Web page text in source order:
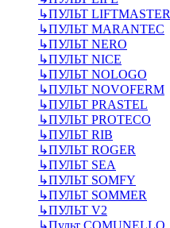
↳ПУЛЬТ LIFTMASTER
↳ПУЛЬТ MARANTEC
↳ПУЛЬТ NERO
↳ПУЛЬТ NICE
↳ПУЛЬТ NOLOGO
↳ПУЛЬТ NOVOFERM
↳ПУЛЬТ PRASTEL
↳ПУЛЬТ PROTECO
↳ПУЛЬТ RIB
↳ПУЛЬТ ROGER
↳ПУЛЬТ SEA
↳ПУЛЬТ SOMFY
↳ПУЛЬТ SOMMER
↳ПУЛЬТ V2
↳Пульт СOMUNELLO